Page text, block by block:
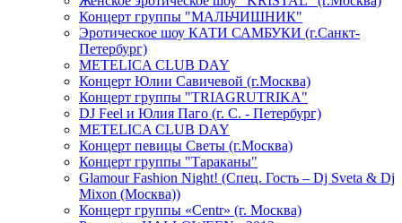
Концерт группы "МАЛЬЧИШНИК"
Эротическое шоу КАТИ САМБУКИ (г.Санкт-
Петербург)
METELICA CLUB DAY
Концерт Юлии Савичевой (г.Москва)
Концерт группы "TRIAGRUTRIKA"
DJ Feel и Юлия Паго (г. С. - Петербург)
METELICA CLUB DAY
Концерт певицы Светы (г.Москва)
Концерт группы "Тараканы"
Glamour Fashion Night! (Спец. Гость – Dj Sveta & Dj
Mixon (Москва))
Концерт группы «Centr» (г. Москва)